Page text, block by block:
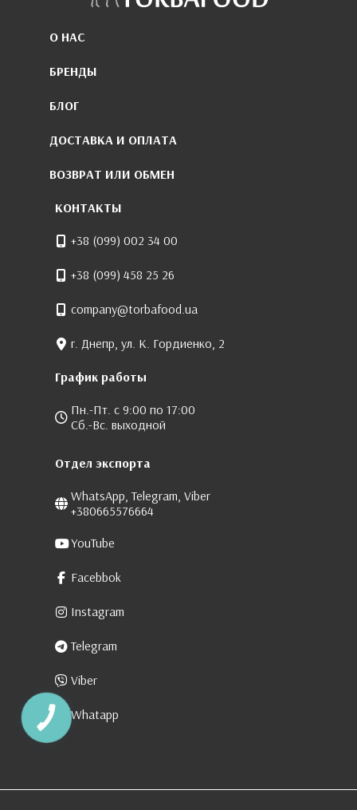
О НАС
БРЕНДЫ
БЛОГ
ДОСТАВКА И ОПЛАТА
ВОЗВРАТ ИЛИ ОБМЕН
КОНТАКТЫ
+38 (099) 002 34 00
+38 (099) 458 25 26
company@torbafood.ua
г. Днепр, ул. К. Гордиенко, 2
График работы
Пн.-Пт. с 9:00 по 17:00
Сб.-Вс. выходной
Отдел экспорта
WhatsApp, Telegram, Viber
+380665576664
YouTube
Facebbok
Instagram
Telegram
Viber
Whatapp
КНОПКА
ЗВ'ЯЗКУ